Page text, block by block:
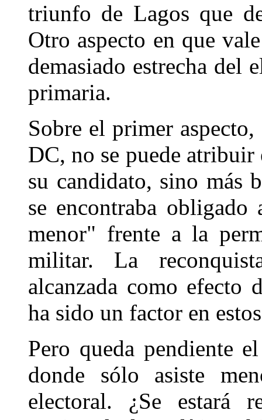
triunfo de Lagos que
Otro aspecto en que
demasiado estrecha del
primaria.
Sobre el primer
DC, no se puede atribuir
su candidato, sino más
se encontraba
menor" frente a la
militar. La
alcanzada como efecto
ha sido un factor en
Pero queda pendiente
donde sólo asiste
electoral. ¿Se estará